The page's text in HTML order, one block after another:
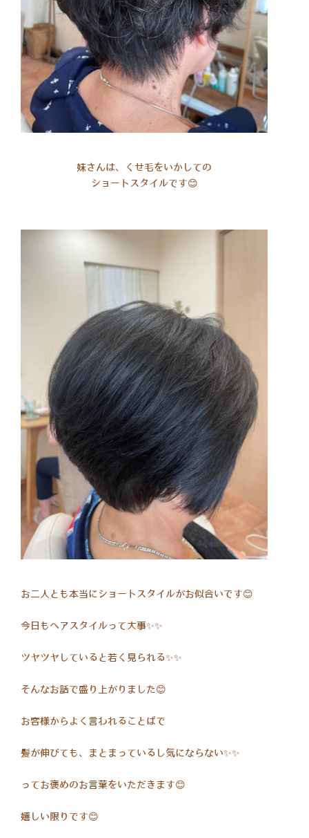
​妹さんは、くせ毛をいかしての
ショートスタイルです😊
​お二人とも本当にショートスタイルがお似合いです😊
今日もヘアスタイルって大事✨✨
ツヤツヤしていると若く見られる✨✨
そんなお話で盛り上がりました😊
お客様からよく言われることばで
髪が伸びても、まとまっているし気にならない✨✨
ってお褒めのお言葉をいただきます😊
嬉しい限りです😊